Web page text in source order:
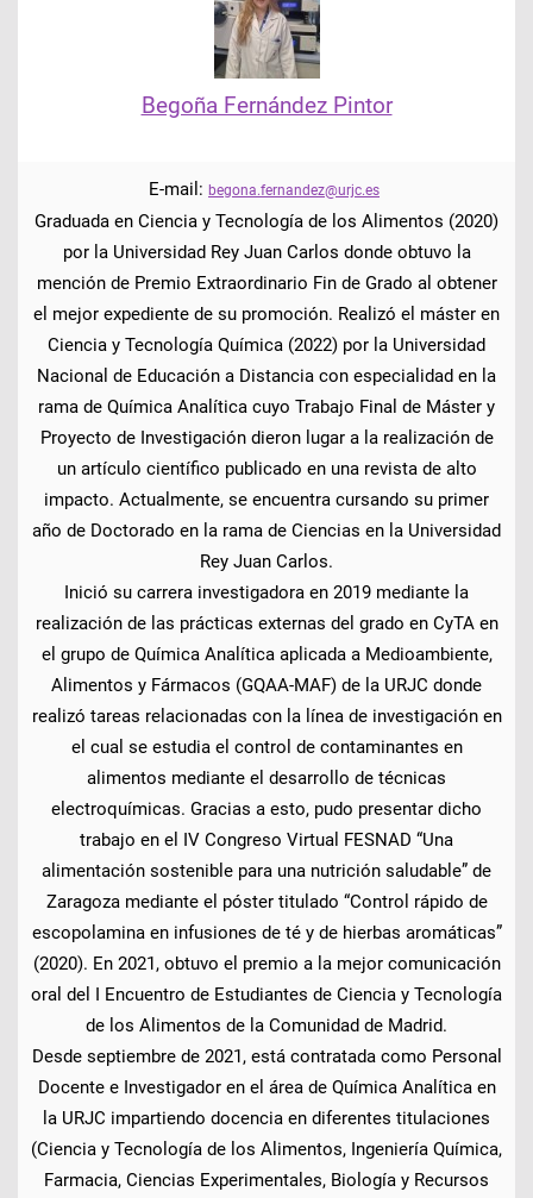
Begoña Fernández Pintor
E-mail: begona.fernandez@urjc.es
Graduada en Ciencia y Tecnología de los Alimentos (2020)
por la Universidad Rey Juan Carlos donde obtuvo la
mención de Premio Extraordinario Fin de Grado al obtener
el mejor expediente de su promoción. Realizó el máster en
Ciencia y Tecnología Química (2022) por la Universidad
Nacional de Educación a Distancia con especialidad en la
rama de Química Analítica cuyo Trabajo Final de Máster y
Proyecto de Investigación dieron lugar a la realización de
un artículo científico publicado en una revista de alto
impacto. Actualmente, se encuentra cursando su primer
año de Doctorado en la rama de Ciencias en la Universidad
Rey Juan Carlos.
Inició su carrera investigadora en 2019 mediante la
realización de las prácticas externas del grado en CyTA en
el grupo de Química Analítica aplicada a Medioambiente,
Alimentos y Fármacos (GQAA-MAF) de la URJC donde
realizó tareas relacionadas con la línea de investigación en
el cual se estudia el control de contaminantes en
alimentos mediante el desarrollo de técnicas
electroquímicas. Gracias a esto, pudo presentar dicho
trabajo en el IV Congreso Virtual FESNAD “Una
alimentación sostenible para una nutrición saludable” de
Zaragoza mediante el póster titulado “Control rápido de
escopolamina en infusiones de té y de hierbas aromáticas”
(2020). En 2021, obtuvo el premio a la mejor comunicación
oral del I Encuentro de Estudiantes de Ciencia y Tecnología
de los Alimentos de la Comunidad de Madrid.
Desde septiembre de 2021, está contratada como Personal
Docente e Investigador en el área de Química Analítica en
la URJC impartiendo docencia en diferentes titulaciones
(Ciencia y Tecnología de los Alimentos, Ingeniería Química,
Farmacia, Ciencias Experimentales, Biología y Recursos